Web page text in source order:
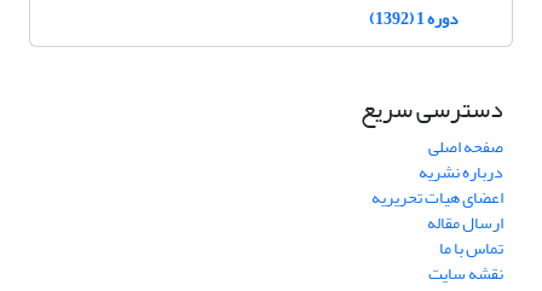
دوره 1 (1392)
دسترسی سریع
صفحه اصلی
درباره نشریه
اعضای هیات تحریریه
ارسال مقاله
تماس با ما
نقشه سایت